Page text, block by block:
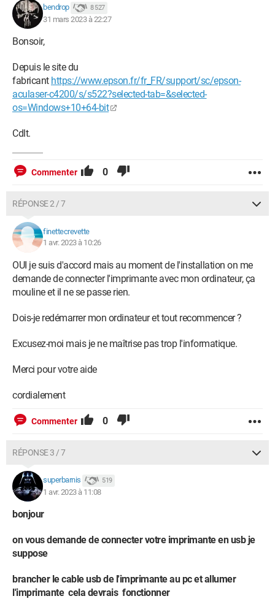
bendrop 8 527
31 mars 2023 à 22:27
Bonsoir,
Depuis le site du
fabricant https://www.epson.fr/fr_FR/support/sc/epson-
aculaser-c4200/s/s522?selected-tab=&selected-
os=Windows+10+64-bit
Cdlt.
Commenter 0
RÉPONSE 2 / 7
finettecrevette
1 avr. 2023 à 10:26
OUI je suis d'accord mais au moment de l'installation on me
demande de connecter l'imprimante avec mon ordinateur, ça
mouline et il ne se passe rien.
Dois-je redémarrer mon ordinateur et tout recommencer ?
Excusez-moi mais je ne maîtrise pas trop l'informatique.
Merci pour votre aide
cordialement
Commenter 0
RÉPONSE 3 / 7
superbarnis 519
1 avr. 2023 à 11:08
bonjour
on vous demande de connecter votre imprimante en usb je
suppose
brancher le cable usb de l'imprimante au pc et allumer
l'imprimante cela devrais fonctionner